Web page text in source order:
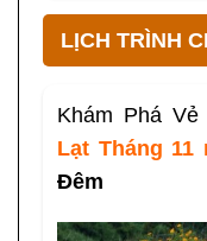
LỊCH TRÌNH
Khám Phá
Lạt Tháng 11
Đêm